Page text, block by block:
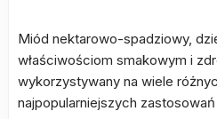
Miód nektarowo-spadziowy,
właściwościom smakowym i
wykorzystywany na wiele
najpopularniejszych